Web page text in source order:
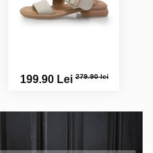
199.90 Lei279.90 lei